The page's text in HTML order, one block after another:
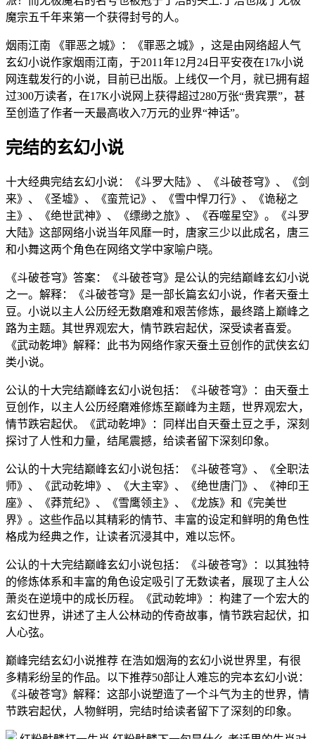
魔宗五千年来第一个获得封号的人。
烟雨江南 《罪恶之城》：《罪恶之城》，这是由网络超人气
玄幻小说作家烟雨江南，于2011年12月24日平安夜在17k小说
网连载发行的小说，目前已出版。上线仅一个月，就已拥有超
过300万读者，在17K小说网上获得超过280万张“贵宾票”，甚
至创造了作者一天最高收入7万元的业界“神话”。
完结的玄幻小说
十大经典完结玄幻小说：《斗罗大陆》、《斗破苍穹》、《剑
来》、《圣墟》、《蛮荒记》、《雪中悍刀行》、《诡秘之
主》、《绝世武神》、《缥缈之旅》、《吞噬星空》。《斗罗
大陆》这部网络小说当年风靡一时，唐家三少以此成名，唐三
和小舞这两个角色在网络文学中家喻户晓。
《斗破苍穹》答案：《斗破苍穹》是公认的完结巅峰玄幻小说
之一。解释：《斗破苍穹》是一部长篇玄幻小说，作者天蚕土
豆。小说以主人公历经无数磨难和艰苦修炼，最终踏上巅峰之
路为主题。其世界观宏大，情节跌宕起伏，深受读者喜爱。
《武动乾坤》解释：此书为网络作家天蚕土豆创作的武侠玄幻
类小说。
公认的十大完结巅峰玄幻小说包括：《斗破苍穹》：由天蚕土
豆创作，以主人公历经磨难修炼至巅峰为主题，世界观宏大，
情节跌宕起伏。《武动乾坤》：同样出自天蚕土豆之手，深刻
探讨了人性和力量，结尾震撼，给读者留下深刻印象。
公认的十大完结巅峰玄幻小说包括：《斗破苍穹》、《全职法
师》、《武动乾坤》、《大主宰》、《绝世唐门》、《神印王
座》、《莽荒纪》、《雪鹰领主》、《龙族》和《完美世
界》。这些作品以其精彩的情节、丰富的设定和鲜明的角色性
格成为经典之作，让读者沉浸其中，难以忘怀。
公认的十大完结巅峰玄幻小说包括：《斗破苍穹》：以其独特
的修炼体系和丰富的角色设定吸引了无数读者，展现了主人公
萧炎在逆境中的成长历程。《武动乾坤》：构建了一个宏大的
玄幻世界，讲述了主人公林动的传奇故事，情节跌宕起伏，扣
人心弦。
巅峰完结玄幻小说推荐 在浩如烟海的玄幻小说世界里，有很
多精彩纷呈的作品。以下推荐50部让人难忘的完本玄幻小说：
《斗破苍穹》解释：这部小说塑造了一个斗气为主的世界，情
节跌宕起伏，人物鲜明，完结时给读者留下了深刻的印象。